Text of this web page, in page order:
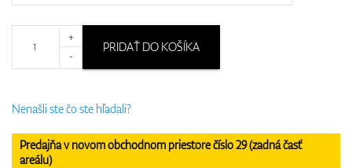
+
-
PRIDAŤ DO KOŠÍKA
Nenašli ste čo ste hľadali?
Predajňa v novom obchodnom priestore číslo 29 (zadná časť
areálu)